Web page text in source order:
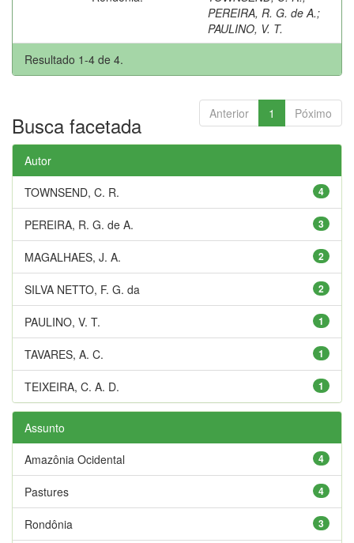
PEREIRA, R. G. de A.;
PAULINO, V. T.
Resultado 1-4 de 4.
Anterior 1 Póximo
Busca facetada
Autor
4
TOWNSEND, C. R.
3
PEREIRA, R. G. de A.
2
MAGALHAES, J. A.
2
SILVA NETTO, F. G. da
1
PAULINO, V. T.
1
TAVARES, A. C.
1
TEIXEIRA, C. A. D.
Assunto
4
Amazônia Ocidental
4
Pastures
3
Rondônia